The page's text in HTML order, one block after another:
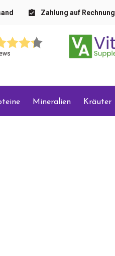
Zahlung auf Rechnung
Mineralien Kräuter